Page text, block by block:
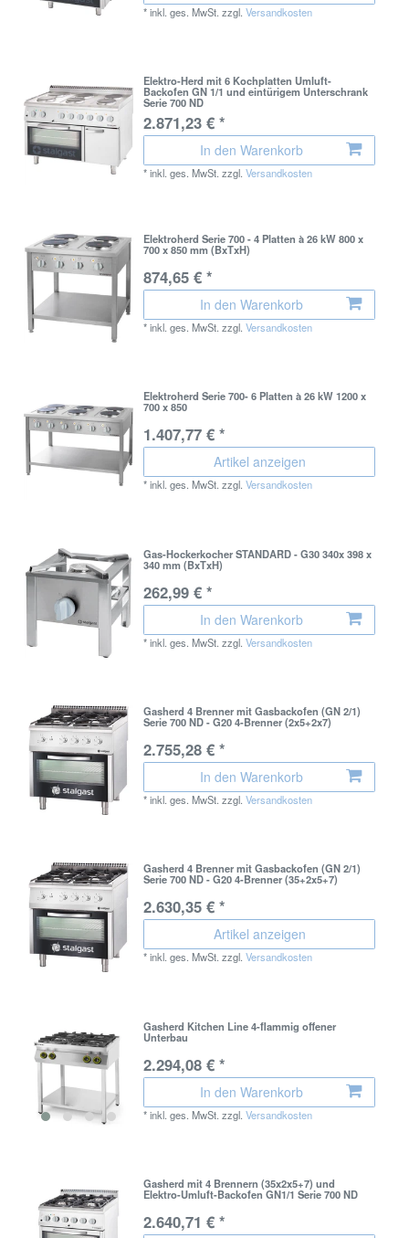
*inkl. ges. MwSt. zzgl.Versandkosten
Elektro-Herd mit 6 Kochplatten Umluft-
Backofen GN 1/1 und eintürigem Unterschrank
Serie 700 ND
2.871,23 € *
In den Warenkorb
*inkl. ges. MwSt. zzgl.Versandkosten
Elektroherd Serie 700 - 4 Platten à 26 kW 800 x
700 x 850 mm (BxTxH)
874,65 € *
In den Warenkorb
*inkl. ges. MwSt. zzgl.Versandkosten
Elektroherd Serie 700- 6 Platten à 26 kW 1200 x
700 x 850
1.407,77 € *
Artikel anzeigen
*inkl. ges. MwSt. zzgl.Versandkosten
Gas-Hockerkocher STANDARD - G30 340x 398 x
340 mm (BxTxH)
262,99 € *
In den Warenkorb
*inkl. ges. MwSt. zzgl.Versandkosten
Gasherd 4 Brenner mit Gasbackofen (GN 2/1)
Serie 700 ND - G20 4-Brenner (2x5+2x7)
2.755,28 € *
In den Warenkorb
*inkl. ges. MwSt. zzgl.Versandkosten
Gasherd 4 Brenner mit Gasbackofen (GN 2/1)
Serie 700 ND - G20 4-Brenner (35+2x5+7)
2.630,35 € *
Artikel anzeigen
*inkl. ges. MwSt. zzgl.Versandkosten
Gasherd Kitchen Line 4-flammig offener
Unterbau
2.294,08 € *
In den Warenkorb
*inkl. ges. MwSt. zzgl.Versandkosten
Gasherd mit 4 Brennern (35x2x5+7) und
Elektro-Umluft-Backofen GN1/1 Serie 700 ND
2.640,71 € *